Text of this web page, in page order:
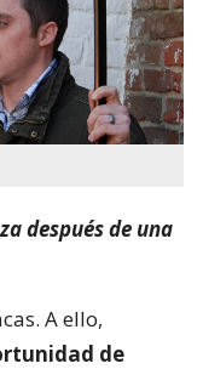
después de una
A ello,
de